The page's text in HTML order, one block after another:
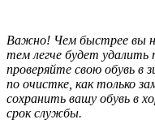
Важно! Чем быстрее вы
тем легче будет удалить
проверяйте свою обувь в
по очистке, как только
сохранить вашу обувь в
срок службы.